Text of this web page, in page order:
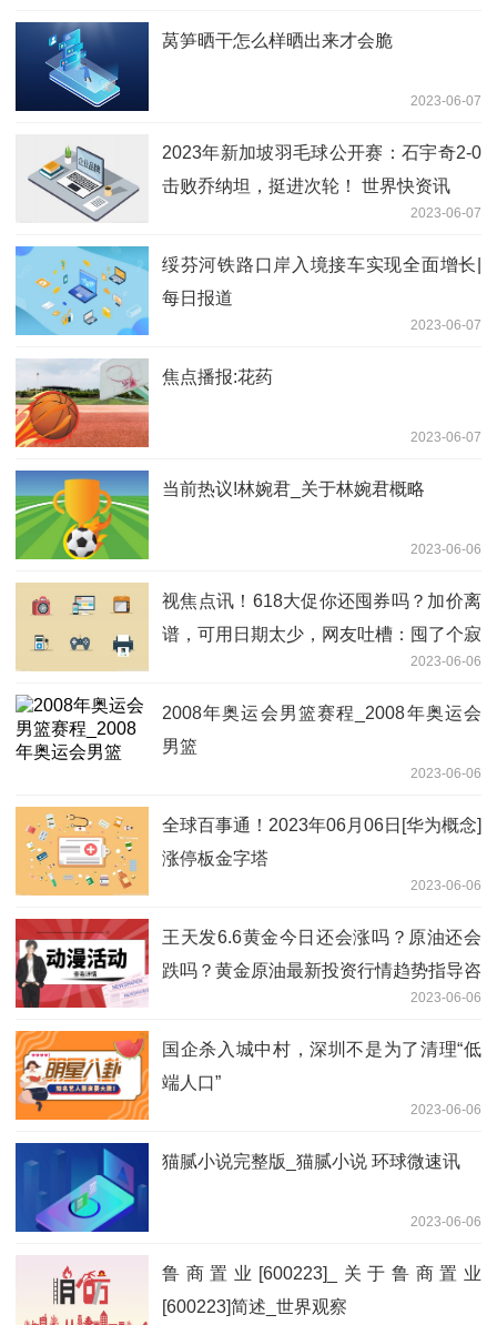
莴笋晒干怎么样晒出来才会脆
2023-06-07
2023年新加坡羽毛球公开赛：石宇奇2-0
击败乔纳坦，挺进次轮！ 世界快资讯
2023-06-07
绥芬河铁路口岸入境接车实现全面增长|
每日报道
2023-06-07
焦点播报:花药
2023-06-07
当前热议!林婉君_关于林婉君概略
2023-06-06
视焦点讯！618大促你还囤券吗？加价离
谱，可用日期太少，网友吐槽：囤了个寂
2023-06-06
2008年奥运会男篮赛程_2008年奥运会
男篮
2023-06-06
全球百事通！2023年06月06日[华为概念]
涨停板金字塔
2023-06-06
王天发6.6黄金今日还会涨吗？原油还会
跌吗？黄金原油最新投资行情趋势指导咨
2023-06-06
国企杀入城中村，深圳不是为了清理“低
端人口”
2023-06-06
猫腻小说完整版_猫腻小说 环球微速讯
2023-06-06
鲁商置业[600223]_关于鲁商置业
[600223]简述_世界观察